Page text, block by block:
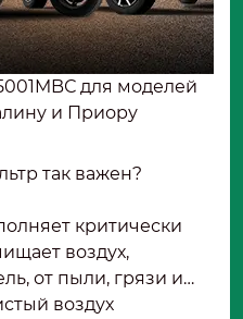
для моделей
и Приору
так важен?
критически
воздух,
от пыли, грязи и
воздух